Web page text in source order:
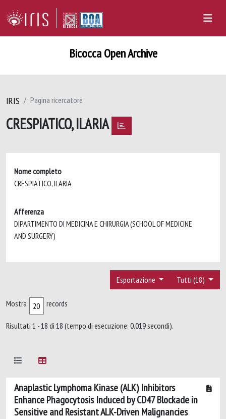
Bicocca Open Archive
IRIS Pagina ricercatore
CRESPIATICO, ILARIA
Nome completo
CRESPIATICO, ILARIA
Afferenza
DIPARTIMENTO DI MEDICINA E CHIRURGIA (SCHOOL OF MEDICINE
AND SURGERY)
Tutti (18)
Esportazione
Mostra records
Risultati 1 - 18 di 18 (tempo di esecuzione: 0.019 secondi).
Anaplastic Lymphoma Kinase (ALK) Inhibitors
Enhance Phagocytosis Induced by CD47 Blockade in
Sensitive and Resistant ALK-Driven Malignancies